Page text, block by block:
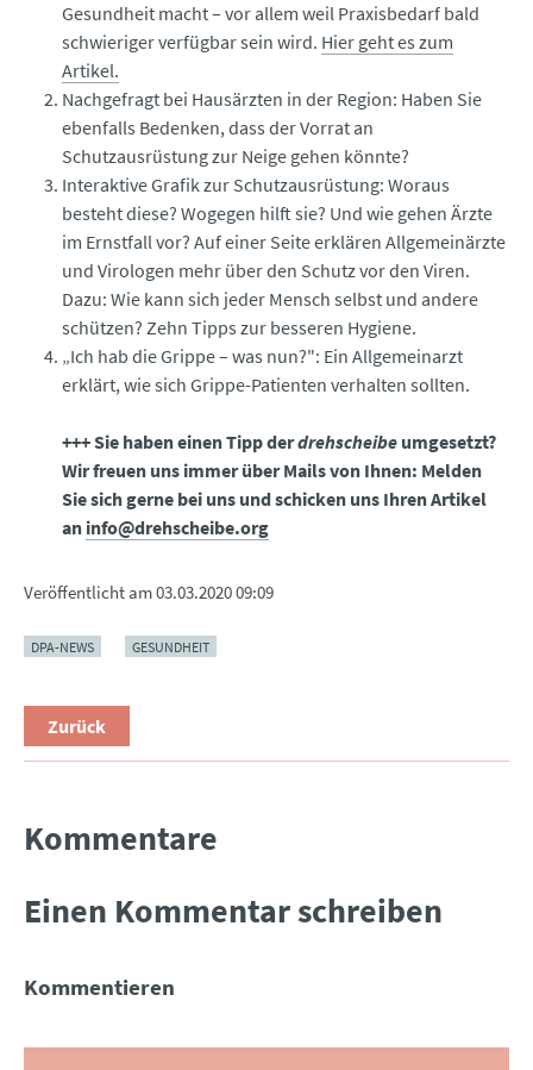
Gesundheit macht – vor allem weil Praxisbedarf bald
schwieriger verfügbar sein wird. Hier geht es zum
Artikel.
Nachgefragt bei Hausärzten in der Region: Haben Sie
ebenfalls Bedenken, dass der Vorrat an
Schutzausrüstung zur Neige gehen könnte?
Interaktive Grafik zur Schutzausrüstung: Woraus
besteht diese? Wogegen hilft sie? Und wie gehen Ärzte
im Ernstfall vor? Auf einer Seite erklären Allgemeinärzte
und Virologen mehr über den Schutz vor den Viren.
Dazu: Wie kann sich jeder Mensch selbst und andere
schützen? Zehn Tipps zur besseren Hygiene.
„Ich hab die Grippe – was nun?": Ein Allgemeinarzt
erklärt, wie sich Grippe-Patienten verhalten sollten.
+++ Sie haben einen Tipp derdrehscheibe umgesetzt?
Wir freuen uns immer über Mails von Ihnen: Melden
Sie sich gerne bei uns und schicken uns Ihren Artikel
an info@drehscheibe.org
Veröffentlicht am03.03.2020 09:09
DPA-NEWS GESUNDHEIT
Zurück
Kommentare
Einen Kommentar schreiben
Kommentieren